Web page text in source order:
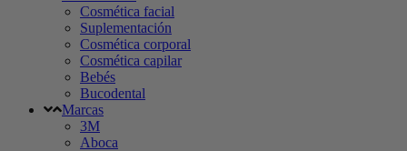
Cosmética facial
Suplementación
Cosmética corporal
Cosmética capilar
Bebés
Bucodental
Marcas
3M
Aboca